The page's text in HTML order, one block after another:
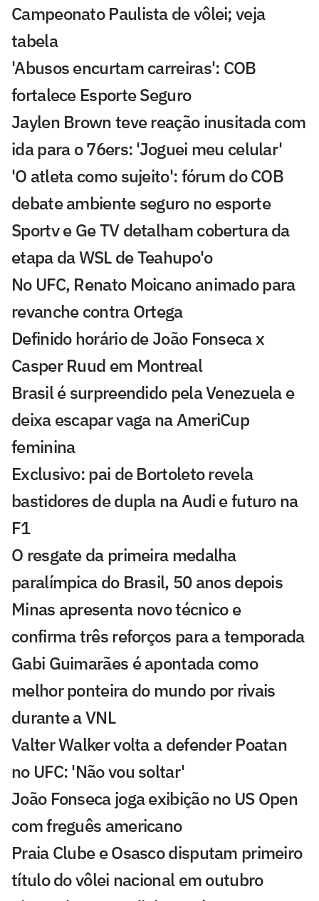
Campeonato Paulista de vôlei; veja
tabela
'Abusos encurtam carreiras': COB
fortalece Esporte Seguro
Jaylen Brown teve reação inusitada com
ida para o 76ers: 'Joguei meu celular'
'O atleta como sujeito': fórum do COB
debate ambiente seguro no esporte
Sportv e Ge TV detalham cobertura da
etapa da WSL de Teahupo'o
No UFC, Renato Moicano animado para
revanche contra Ortega
Definido horário de João Fonseca x
Casper Ruud em Montreal
Brasil é surpreendido pela Venezuela e
deixa escapar vaga na AmeriCup
feminina
Exclusivo: pai de Bortoleto revela
bastidores de dupla na Audi e futuro na
F1
O resgate da primeira medalha
paralímpica do Brasil, 50 anos depois
Minas apresenta novo técnico e
confirma três reforços para a temporada
Gabi Guimarães é apontada como
melhor ponteira do mundo por rivais
durante a VNL
Valter Walker volta a defender Poatan
no UFC: 'Não vou soltar'
João Fonseca joga exibição no US Open
com freguês americano
Praia Clube e Osasco disputam primeiro
título do vôlei nacional em outubro